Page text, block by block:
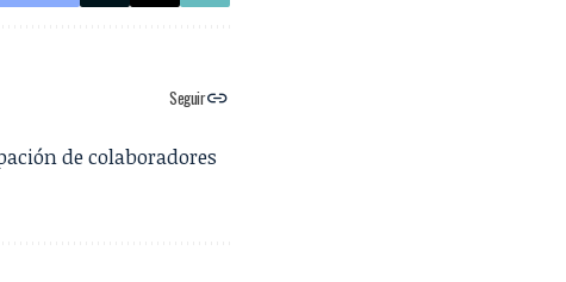
Seguir
de colaboradores